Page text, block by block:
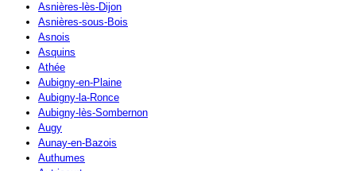
Asnières-lès-Dijon
Asnières-sous-Bois
Asnois
Asquins
Athée
Aubigny-en-Plaine
Aubigny-la-Ronce
Aubigny-lès-Sombernon
Augy
Aunay-en-Bazois
Authumes